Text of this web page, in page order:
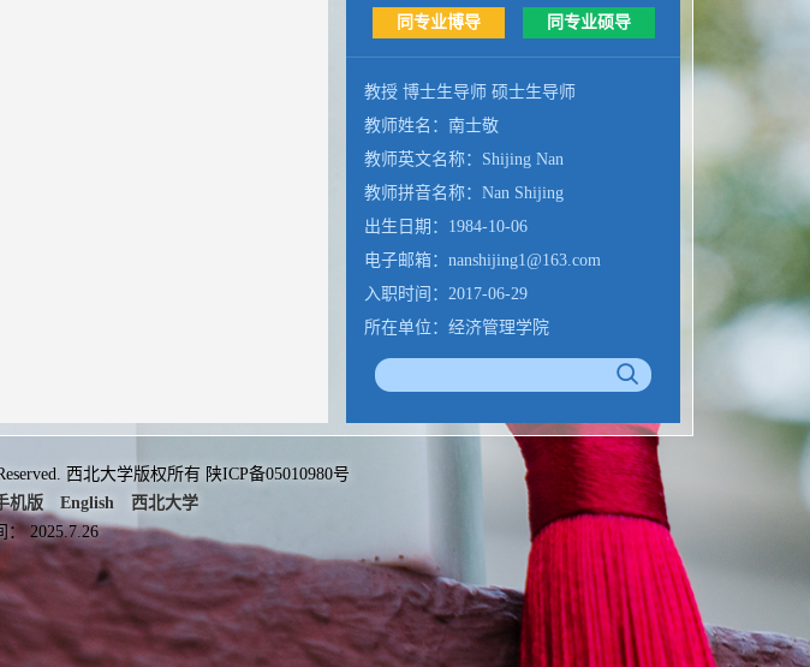
同专业博导 同专业硕导
教授 博士生导师 硕士生导师
教师姓名：南士敬
教师英文名称：Shijing Nan
教师拼音名称：Nan Shijing
出生日期：1984-10-06
电子邮箱： nanshijing1@163.com
入职时间：2017-06-29
所在单位：经济管理学院
学历：博士研究生毕业
办公地点：宏观经济大楼1127
性别：男
联系方式：个人邮箱：
学位：经济学博士学位
职称：教授
在职信息：在职
毕业院校：西安交通大学
西北大学版权所有 陕ICP备05010980号
机版 English
西北大学
：2025.7.26